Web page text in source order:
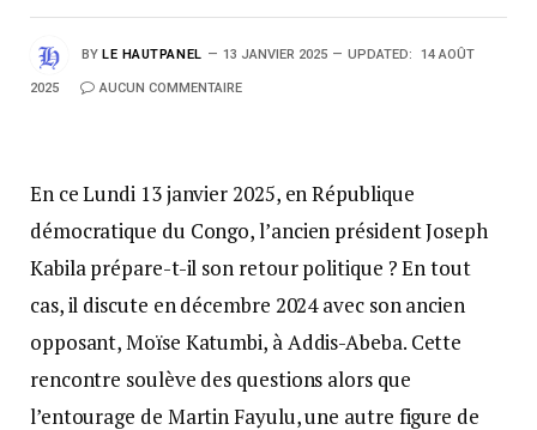
BY LE HAUTPANEL 13 JANVIER 2025 UPDATED: 14 AOÛT
2025 AUCUN COMMENTAIRE
En ce Lundi 13 janvier 2025, en République
démocratique du Congo, l’ancien président Joseph
Kabila prépare-t-il son retour politique ? En tout
cas, il discute en décembre 2024 avec son ancien
opposant, Moïse Katumbi, à Addis-Abeba. Cette
rencontre soulève des questions alors que
l’entourage de Martin Fayulu, une autre figure de